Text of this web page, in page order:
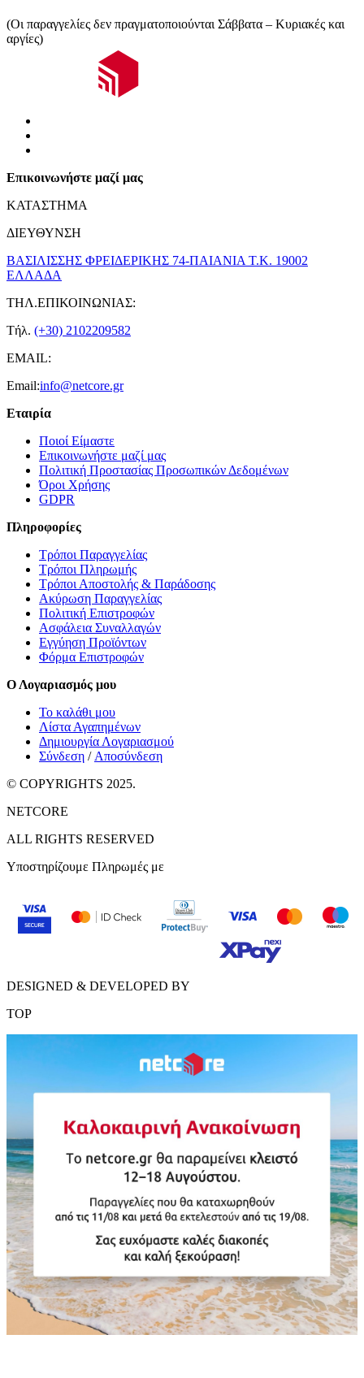
(Οι παραγγελίες δεν πραγματοποιούνται Σάββατα – Κυριακές και
αργίες)
Επικοινωνήστε μαζί μας
ΚΑΤΑΣΤΗΜΑ
ΔΙΕΥΘΥΝΣΗ
ΒΑΣΙΛΙΣΣΗΣ ΦΡΕΙΔΕΡΙΚΗΣ 74-ΠΑΙΑΝΙΑ Τ.Κ. 19002
ΕΛΛΑΔΑ
ΤΗΛ.ΕΠΙΚΟΙΝΩΝΙΑΣ:
Τήλ. (+30) 2102209582
EMAIL:
Email:info@netcore.gr
Εταιρία
Ποιοί Είμαστε
Επικοινωνήστε μαζί μας
Πολιτική Προστασίας Προσωπικών Δεδομένων
Όροι Χρήσης
GDPR
Πληροφορίες
Τρόποι Παραγγελίας
Τρόποι Πληρωμής
Τρόποι Αποστολής & Παράδοσης
Ακύρωση Παραγγελίας
Πολιτική Επιστροφών
Ασφάλεια Συναλλαγών
Εγγύηση Προϊόντων
Φόρμα Επιστροφών
Ο Λογαριασμός μου
Το καλάθι μου
Λίστα Αγαπημένων
Δημιουργία Λογαριασμού
Σύνδεση / Αποσύνδεση
© COPYRIGHTS 2025.
NETCORE
ALL RIGHTS RESERVED
Υποστηρίζουμε Πληρωμές με
DESIGNED & DEVELOPED BY
TOP